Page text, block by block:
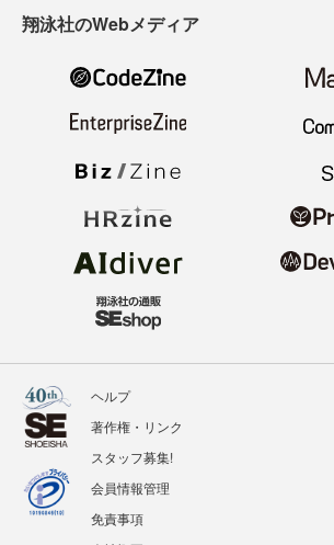
翔泳社のWebメディア
ヘルプ
著作権・リンク
スタッフ募集!
会員情報管理
免責事項